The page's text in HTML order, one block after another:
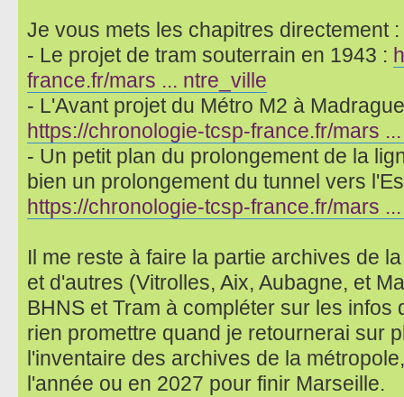
Je vous mets les chapitres directement :
- Le projet de tram souterrain en 1943 :
france.fr/mars ... ntre_ville
- L'Avant projet du Métro M2 à
https://chronologie-tcsp-france.fr/mars
- Un petit plan du prolongement de la
bien un prolongement du tunnel vers
https://chronologie-tcsp-france.fr/mars
Il me reste à faire la partie archives de
et d'autres (Vitrolles, Aix, Aubagne, et
BHNS et Tram à compléter sur les
rien promettre quand je retournerai sur
l'inventaire des archives de la
l'année ou en 2027 pour finir Marseille.